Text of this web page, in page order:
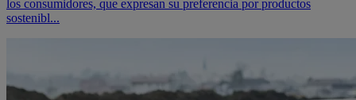
los consumidores, que expresan su preferencia por productos
sostenibl...